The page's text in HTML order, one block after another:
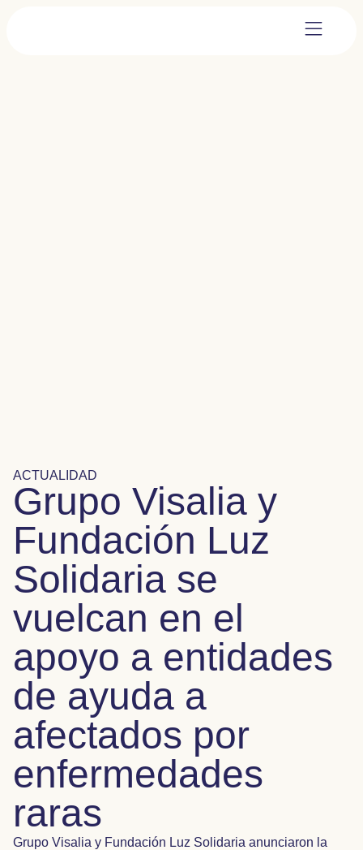
ACTUALIDAD
Grupo Visalia y
Fundación Luz
Solidaria se
vuelcan en el
apoyo a entidades
de ayuda a
afectados por
enfermedades
raras
Grupo Visalia y Fundación Luz Solidaria anunciaron la